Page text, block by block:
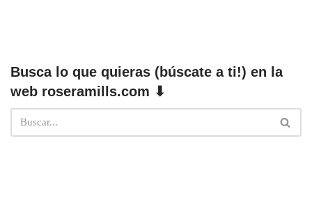
Busca lo que quieras (búscate a ti!) en la
web roseramills.com ⬇